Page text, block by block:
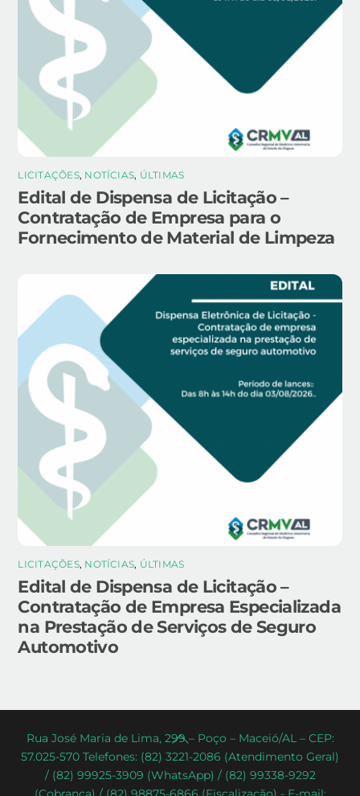
LICITAÇÕES, NOTÍCIAS, ÚLTIMAS
Edital de Dispensa de Licitação –
Contratação de Empresa para o
Fornecimento de Material de Limpeza
LICITAÇÕES, NOTÍCIAS, ÚLTIMAS
Edital de Dispensa de Licitação –
Contratação de Empresa Especializada
na Prestação de Serviços de Seguro
Automotivo
Back
To
Top
Rua José Maria de Lima, 299 – Poço – Maceió/AL – CEP:
57.025-570 Telefones: (82) 3221-2086 (Atendimento Geral)
/ (82) 99925-3909 (WhatsApp) / (82) 99338-9292